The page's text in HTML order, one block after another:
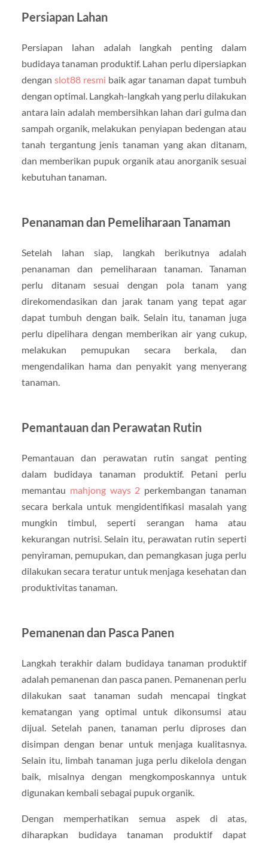
Persiapan Lahan
Persiapan lahan adalah langkah penting dalam
budidaya tanaman produktif. Lahan perlu dipersiapkan
dengan slot88 resmi baik agar tanaman dapat tumbuh
dengan optimal. Langkah-langkah yang perlu dilakukan
antara lain adalah membersihkan lahan dari gulma dan
sampah organik, melakukan penyiapan bedengan atau
tanah tergantung jenis tanaman yang akan ditanam,
dan memberikan pupuk organik atau anorganik sesuai
kebutuhan tanaman.
Penanaman dan Pemeliharaan Tanaman
Setelah lahan siap, langkah berikutnya adalah
penanaman dan pemeliharaan tanaman. Tanaman
perlu ditanam sesuai dengan pola tanam yang
direkomendasikan dan jarak tanam yang tepat agar
dapat tumbuh dengan baik. Selain itu, tanaman juga
perlu dipelihara dengan memberikan air yang cukup,
melakukan pemupukan secara berkala, dan
mengendalikan hama dan penyakit yang menyerang
tanaman.
Pemantauan dan Perawatan Rutin
Pemantauan dan perawatan rutin sangat penting
dalam budidaya tanaman produktif. Petani perlu
memantau mahjong ways 2 perkembangan tanaman
secara berkala untuk mengidentifikasi masalah yang
mungkin timbul, seperti serangan hama atau
kekurangan nutrisi. Selain itu, perawatan rutin seperti
penyiraman, pemupukan, dan pemangkasan juga perlu
dilakukan secara teratur untuk menjaga kesehatan dan
produktivitas tanaman.
Pemanenan dan Pasca Panen
Langkah terakhir dalam budidaya tanaman produktif
adalah pemanenan dan pasca panen. Pemanenan perlu
dilakukan saat tanaman sudah mencapai tingkat
kematangan yang optimal untuk dikonsumsi atau
dijual. Setelah panen, tanaman perlu diproses dan
disimpan dengan benar untuk menjaga kualitasnya.
Selain itu, limbah tanaman juga perlu dikelola dengan
baik, misalnya dengan mengkomposkannya untuk
digunakan kembali sebagai pupuk organik.
Dengan memperhatikan semua aspek di atas,
diharapkan budidaya tanaman produktif dapat